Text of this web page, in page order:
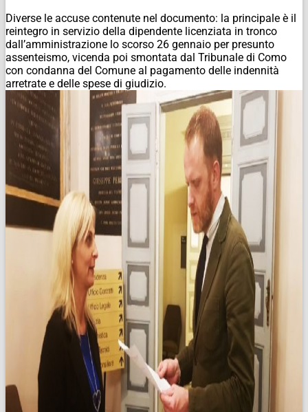
Diverse le accuse contenute nel documento: la principale è il
reintegro in servizio della dipendente licenziata in tronco
dall’amministrazione lo scorso 26 gennaio per presunto
assenteismo, vicenda poi smontata dal Tribunale di Como
con condanna del Comune al pagamento delle indennità
arretrate e delle spese di giudizio.